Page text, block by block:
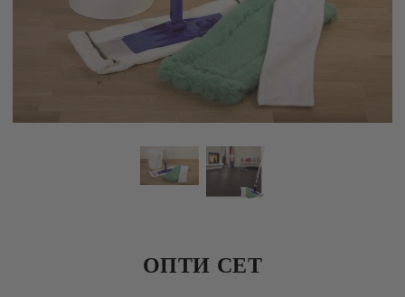
ОПТИ СЕТ